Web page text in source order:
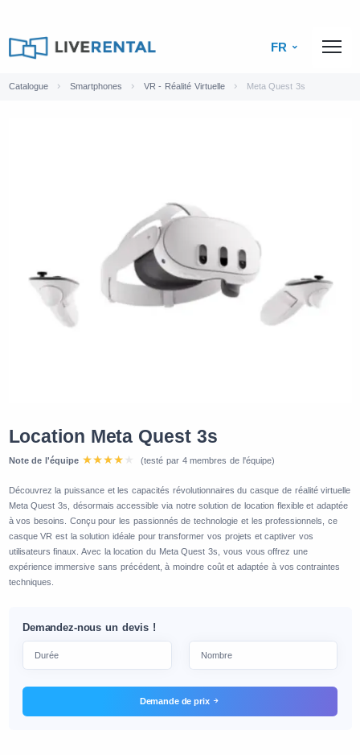
FR
Catalogue Smartphones VR - Réalité Virtuelle Meta Quest 3s
Location Meta Quest 3s
Note de l'équipe (testé par 4 membres de l'équipe)
Découvrez la puissance et les capacités révolutionnaires du casque de réalité virtuelle
Meta Quest 3s, désormais accessible via notre solution de location flexible et adaptée
à vos besoins. Conçu pour les passionnés de technologie et les professionnels, ce
casque VR est la solution idéale pour transformer vos projets et captiver vos
utilisateurs finaux. Avec la location du Meta Quest 3s, vous vous offrez une
expérience immersive sans précédent, à moindre coût et adaptée à vos contraintes
techniques.
Demandez-nous un devis !
Demande de prix